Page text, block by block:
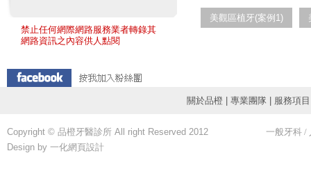
禁止任何網際網路服務業者轉錄其
網路資訊之內容供人點閱
美觀區植牙(案例1)
關於品橙 專業團隊| 服務項目
Copyright © 品橙牙醫診所 All right Reserved 2012
Design by 一化網頁設計
一般牙科 /